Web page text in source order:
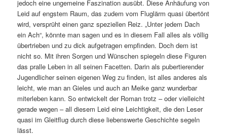
jedoch eine ungemeine Faszination ausübt. Diese Anhäufung von
Leid auf engstem Raum, das zudem vom Fluglärm quasi übertönt
wird, versprüht einen ganz speziellen Reiz. „Unter jedem Dach
ein Ach“, könnte man sagen und es in diesem Fall alles als völlig
übertrieben und zu dick aufgetragen empfinden. Doch dem ist
nicht so. Mit ihren Sorgen und Wünschen spiegeln diese Figuren
das pralle Leben in all seinen Facetten. Darin als pubertierender
Jugendlicher seinen eigenen Weg zu finden, ist alles anderes als
leicht, wie man an Gieles und auch an Meike ganz wunderbar
miterleben kann. So entwickelt der Roman trotz – oder vielleicht
gerade wegen – all diesem Leid eine Leichtigkeit, die den Leser
quasi im Gleitflug durch diese liebenswerte Geschichte segeln
lässt.